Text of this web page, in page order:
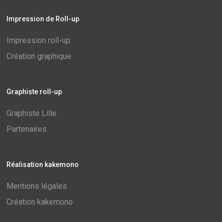
Impression de Roll-up
Impression roll-up
Création graphique
Graphiste roll-up
Graphiste Lille
Partenaires
Réalisation kakemono
Mentions légales
Création kakemono